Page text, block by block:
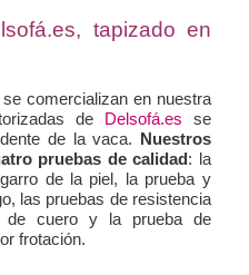
tapizado en
comercializan en nuestra
de Delsofá.es se
de la vaca. Nuestros
pruebas de calidad: la
de la piel, la prueba y
las pruebas de resistencia
de cuero y la prueba de
frotación.